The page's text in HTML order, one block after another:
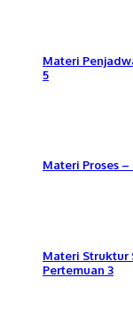
Materi
5
Materi Proses
Materi Struktur
Pertemuan 3